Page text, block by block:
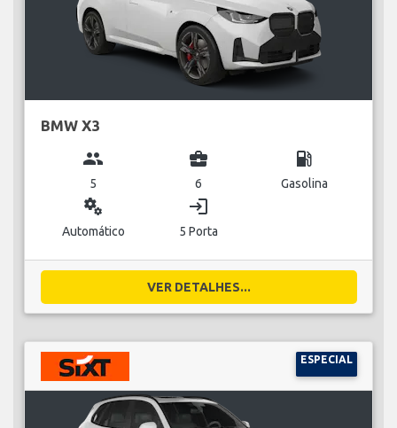
BMW X3
group
5
business_center
6
local_gas_station
Gasolina
miscellaneous_services
Automático
login
5 Porta
VER DETALHES...
ESPECIAL